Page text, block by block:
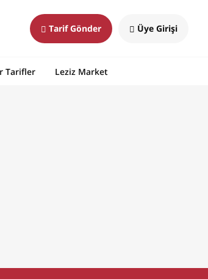
Tarif Gönder Üye Girişi
Tarifler Leziz Market